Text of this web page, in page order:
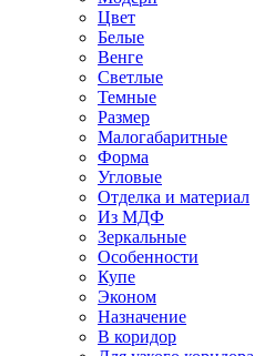
Цвет
Белые
Венге
Светлые
Темные
Размер
Малогабаритные
Форма
Угловые
Отделка и материал
Из МДФ
Зеркальные
Особенности
Купе
Эконом
Назначение
В коридор